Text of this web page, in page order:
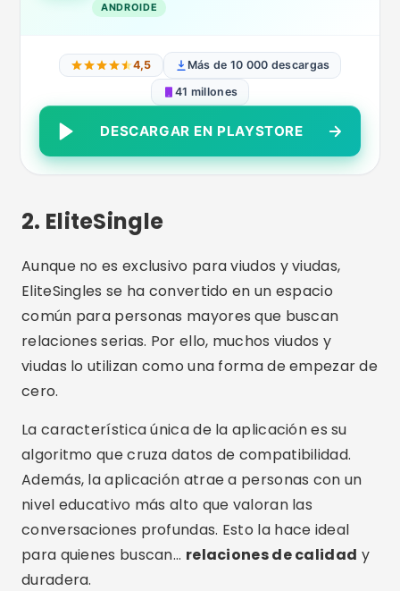
ANDROIDE
4,5
Más de 10 000 descargas
41 millones
DESCARGAR EN PLAYSTORE
2. EliteSingle
Aunque no es exclusivo para viudos y viudas,
EliteSingles se ha convertido en un espacio
común para personas mayores que buscan
relaciones serias. Por ello, muchos viudos y
viudas lo utilizan como una forma de empezar de
cero.
La característica única de la aplicación es su
algoritmo que cruza datos de compatibilidad.
Además, la aplicación atrae a personas con un
nivel educativo más alto que valoran las
conversaciones profundas. Esto la hace ideal
para quienes buscan... relaciones de calidad y
duradera.